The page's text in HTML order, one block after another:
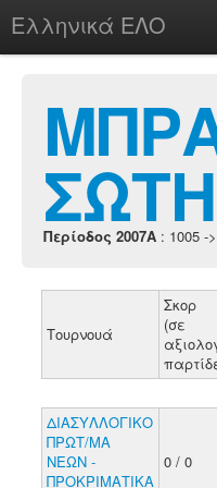
Ελληνικά ΕΛΟ
chesstu.be @ discord
Login
Περίοδος 2007A : 1005 -
Τουρνουά
Σκορ
(σε
ΔΙΑΣΥΛΛΟΓΙΚΟ
ΠΡΩΤ/ΜΑ
ΝΕΩΝ -
ΠΡΟΚΡΙΜΑΤΙΚΑ
0 / 0